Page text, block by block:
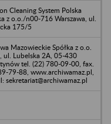
Cleaning System Polska
z o.o./n00-716 Warszawa, ul.
175/5
Mazowieckie Spółka z o.o.
ul. Lubelska 2A, 05-430
tel. (22) 780-09-00, fax.
79-88, www.archiwamaz.pl,
sekretariat@archiwamaz.pl